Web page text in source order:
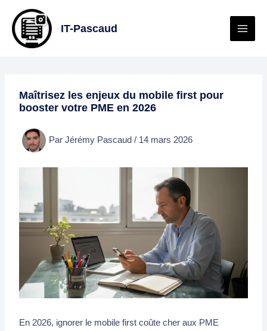
contenu
IT-Pascaud
Maîtrisez les enjeux du mobile first pour
booster votre PME en 2026
Par Jérémy Pascaud / 14 mars 2026
En 2026, ignorer le mobile first coûte cher aux PME